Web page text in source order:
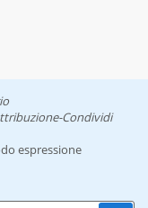
Condividi
espressione